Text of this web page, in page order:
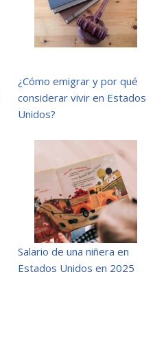
¿Cómo emigrar y por qué
considerar vivir en Estados
Unidos?
Salario de una niñera en
Estados Unidos en 2025